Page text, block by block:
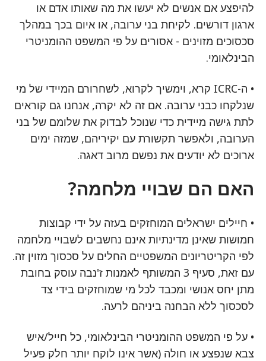
להיפצע אם אנשים לא יעשו את מה שאותו אדם או
ארגון דורשים. לקיחת בני ערובה, או איום בכך במהלך
סכסוכים מזוינים - אסורים על פי המשפט ההומניטרי
הבינלאומי.
• ה-ICRC קרא, וימשיך לקרוא, לשחרורם המיידי של מי
שנלקחו כבני ערובה. אם זה לא יקרה, אנחנו גם קוראים
לתת גישה מיידית כדי שנוכל לבדוק את שלומם של בני
הערובה, ולאפשר תקשורת עם יקיריהם, שמזה ימים
ארוכים לא יודעים את נפשם מרוב דאגה.
האם הם שבויי מלחמה?
• חיילים ישראלים המוחזקים בעזה על ידי קבוצות
חמושות שאינן מדינתיות אינם נחשבים לשבויי מלחמה
לפי הקריטריונים המשפטיים החלים על סכסוך מזוין זה.
עם זאת, סעיף 3 המשותף לאמנות ז'נבה עוסק בחובת
מתן יחס אנושי ומכבד לכל מי שמוחזקים בידי צד
לסכסוך ללא הבחנה ביניהם לרעה.
• על פי המשפט ההומניטרי הבינלאומי, כל חייל/איש
צבא שנפצע או חולה (אשר אינו לוקח יותר חלק פעיל